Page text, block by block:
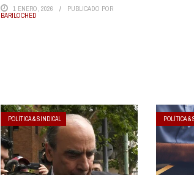
1 ENERO, 2026 PUBLICADO POR
BARILOCHED
POLÍTICA & SINDICAL POLÍTICA &